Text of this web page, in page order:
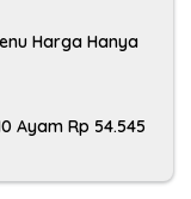
Harga Hanya
Ayam Rp 54.545